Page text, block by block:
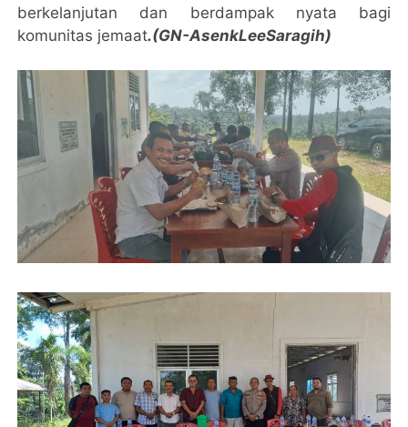
berkelanjutan dan berdampak nyata bagi
komunitas jemaat.(GN-AsenkLeeSaragih)